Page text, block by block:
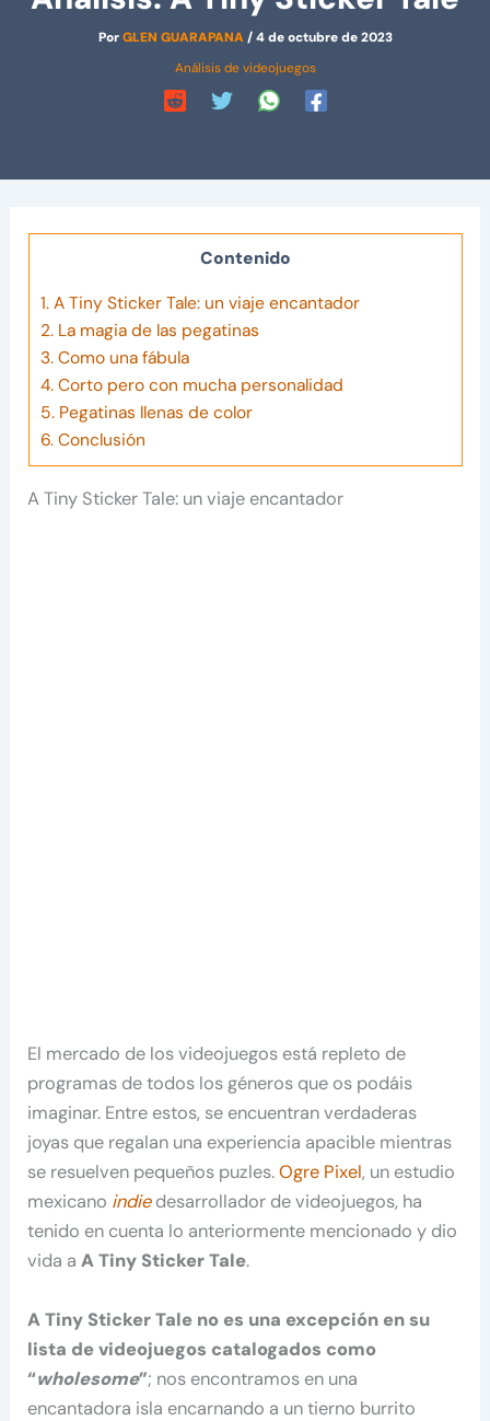
PorGLEN GUARAPANA/4 de octubre de 2023
Análisis de videojuegos
Contenido
1.A Tiny Sticker Tale: un viaje encantador
2.La magia de las pegatinas
3.Como una fábula
4.Corto pero con mucha personalidad
5.Pegatinas llenas de color
6.Conclusión
A Tiny Sticker Tale: un viaje encantador
El mercado de los videojuegos está repleto de
programas de todos los géneros que os podáis
imaginar. Entre estos, se encuentran verdaderas
joyas que regalan una experiencia apacible mientras
se resuelven pequeños puzles.Ogre Pixel, un estudio
mexicano indiedesarrollador de videojuegos, ha
tenido en cuenta lo anteriormente mencionado y dio
vida aA Tiny Sticker Tale.
A Tiny Sticker Tale no es una excepción en su
lista de videojuegos catalogados como
“wholesome”; nos encontramos en una
encantadora isla encarnando a un tierno burrito